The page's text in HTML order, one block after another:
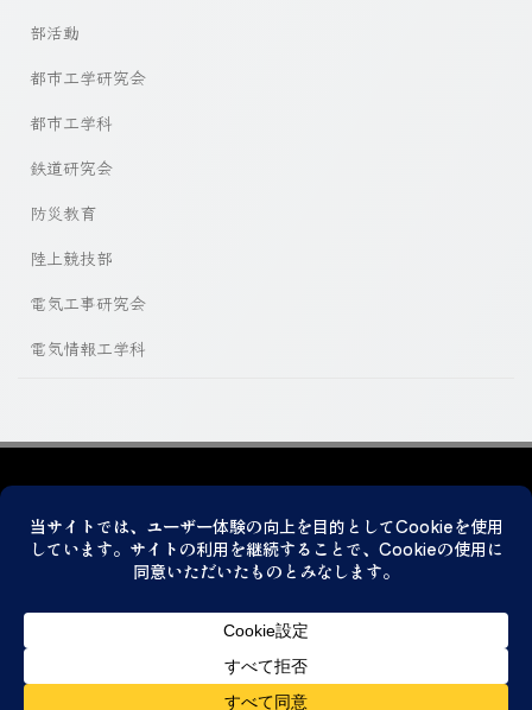
部活動
都市工学研究会
都市工学科
鉄道研究会
防災教育
陸上競技部
電気工事研究会
電気情報工学科
© 2026 神戸市立科学技術高等学校